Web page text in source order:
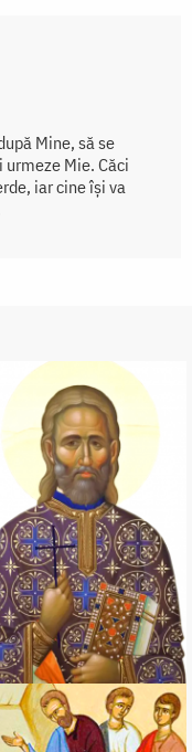
Mine, să se
Mie. Căci
iar cine își va